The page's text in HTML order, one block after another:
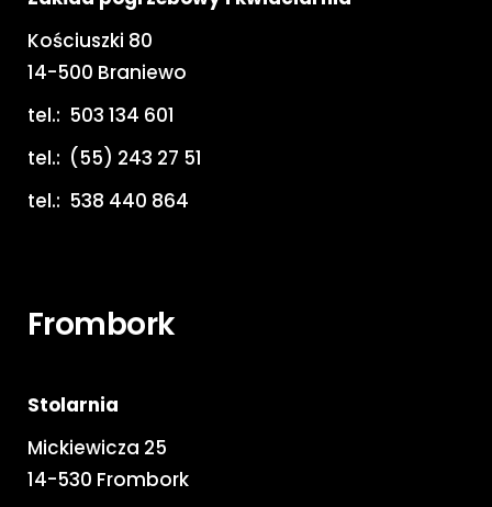
Kościuszki 80
14-500 Braniewo
tel.: 503 134 601
tel.: (55) 243 27 51
tel.: 538 440 864
Frombork
Stolarnia
Mickiewicza 25
14-530 Frombork